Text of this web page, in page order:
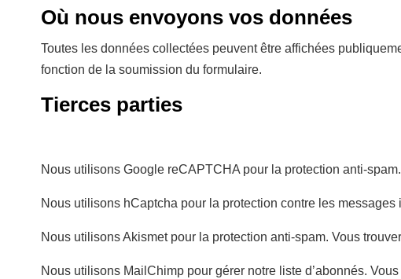
Où nous envoyons vos données
Toutes les données collectées peuvent être affichées
fonction de la soumission du formulaire.
Tierces parties
Nous utilisons Google reCAPTCHA pour la protection anti-
Nous utilisons hCaptcha pour la protection contre les
Nous utilisons Akismet pour la protection anti-spam. Vous
Nous utilisons MailChimp pour gérer notre liste d’abonnés.